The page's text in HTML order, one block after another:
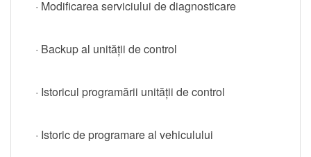
· Modificarea serviciului de diagnosticare
· Backup al unității de control
· Istoricul programării unității de control
· Istoric de programare al vehiculului